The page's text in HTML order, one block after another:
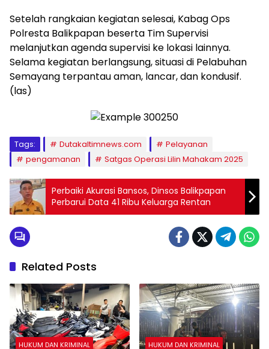
Setelah rangkaian kegiatan selesai, Kabag Ops
Polresta Balikpapan beserta Tim Supervisi
melanjutkan agenda supervisi ke lokasi lainnya.
Selama kegiatan berlangsung, situasi di Pelabuhan
Semayang terpantau aman, lancar, dan kondusif.
(las)
Tags: Dutakaltimnews.com
Pelayanan
pengamanan
Satgas Operasi Lilin Mahakam 2025
Perbaiki Akurasi Bansos, Dinsos Balikpapan
Perbarui Data 41 Ribu Keluarga Rentan
Related Posts
HUKUM DAN KRIMINAL HUKUM DAN KRIMINAL